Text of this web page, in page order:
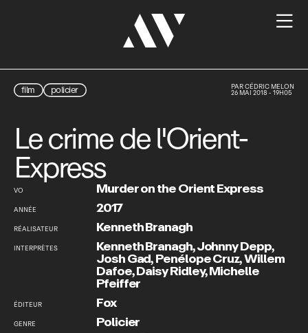

film policier PARCÉDRIC MELON
26 MAI 2018 - 19H05
Le crime de l'Orient-
Express
VO Murder on the Orient Express
ANNÉE 2017
RÉALISATEUR Kenneth Branagh
INTERPRÈTES Kenneth Branagh,Johnny Depp,
Josh Gad,Penélope Cruz,Willem
Dafoe,Daisy Ridley,Michelle
Pfeiffer
ÉDITEUR Fox
GENRE Policier